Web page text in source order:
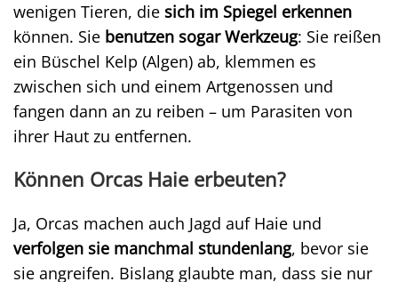
wenigen Tieren, die sich im Spiegel erkennen
können. Sie benutzen sogar Werkzeug: Sie reißen
ein Büschel Kelp (Algen) ab, klemmen es
zwischen sich und einem Artgenossen und
fangen dann an zu reiben – um Parasiten von
ihrer Haut zu entfernen.
Können Orcas Haie erbeuten?
Ja, Orcas machen auch Jagd auf Haie und
verfolgen sie manchmal stundenlang, bevor sie
sie angreifen. Bislang glaubte man, dass sie nur